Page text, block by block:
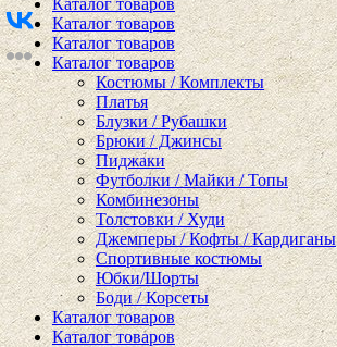
Каталог товаров
Каталог товаров
Каталог товаров
Каталог товаров
Костюмы / Комплекты
Платья
Блузки / Рубашки
Брюки / Джинсы
Пиджаки
Футболки / Майки / Топы
Комбинезоны
Толстовки / Худи
Джемперы / Кофты / Кардиганы
Спортивные костюмы
Юбки/Шорты
Боди / Корсеты
Каталог товаров
Каталог товаров